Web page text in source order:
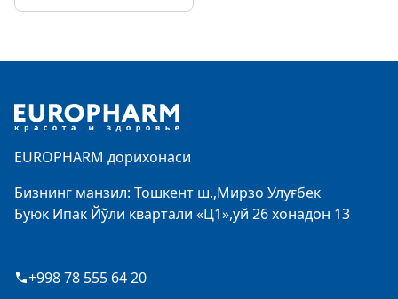
EUROPHARM дорихонаси
Бизнинг манзил: Тошкент ш.,Мирзо Улуғбек
Буюк Ипак Йўли квартали «Ц1»,уй 26 хонадон 13
+998 78 555 64 20